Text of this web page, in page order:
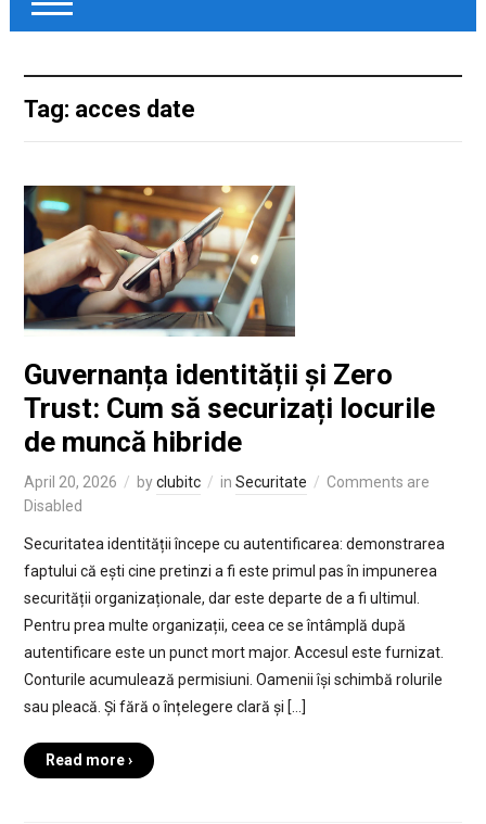
Tag: acces date
Guvernanța identității și Zero
Trust: Cum să securizați locurile
de muncă hibride
April 20, 2026 byclubitc in Securitate
Comments are
Disabled
Securitatea identității începe cu autentificarea: demonstrarea
faptului că ești cine pretinzi a fi este primul pas în impunerea
securității organizaționale, dar este departe de a fi ultimul.
Pentru prea multe organizații, ceea ce se întâmplă după
autentificare este un punct mort major. Accesul este furnizat.
Conturile acumulează permisiuni. Oamenii își schimbă rolurile
sau pleacă. Și fără o înțelegere clară și […]
Read more ›